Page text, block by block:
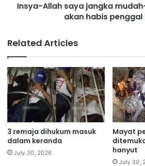
e
r
i
n
g
t
a
i
y
a
j
a
n
k
m
u
d
Insya-Allah saya jangka
akan habis penggal
Related Articles
3 remaja dihukum masuk
dalam keranda
July 30, 2026
Mayat
hanyut
July 30,